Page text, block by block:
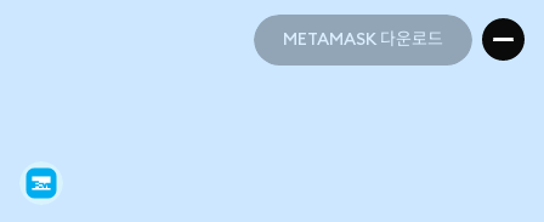
METAMASK 다운로드